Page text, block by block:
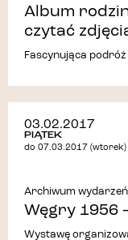
Album
czytać
Fascynująca
03.02.2017
PIĄTEK
do 07.03.2017 (wtorek)
Archiwum
Węgry 1956
Wystawę